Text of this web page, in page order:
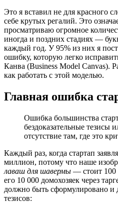
Это я вставил не для красного
себе крутых регалий. Это
просматриваю огромное
иногда и поздних стадиях —
каждый год. У 95% из них я
ошибку, которую легко
Канва (Business Model Canvas).
как работать с этой моделью.
Главная ошибка
Ошибка большинства
бездоказательные тезисы
отсутствие там, где это
Каждый раз, когда стартап
миллион, потому что наше
лаваш для шавермы — стоит 100
его 10 000 домохозяек через
должно быть сформулировано и
тезисов: